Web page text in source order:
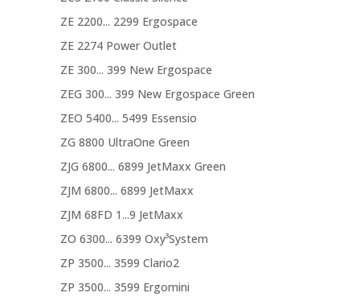
ZE 2200... 2299 Ergospace
ZE 2274 Power Outlet
ZE 300... 399 New Ergospace
ZEG 300... 399 New Ergospace Green
ZEO 5400... 5499 Essensio
ZG 8800 UltraOne Green
ZJG 6800... 6899 JetMaxx Green
ZJM 6800... 6899 JetMaxx
ZJM 68FD 1...9 JetMaxx
ZO 6300... 6399 Oxy³System
ZP 3500... 3599 Clario2
ZP 3500... 3599 Ergomini